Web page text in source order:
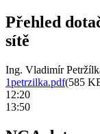
Přehled
sítě
Ing. Vladimír
1petrzilka.pdf(585
12:20
13:50